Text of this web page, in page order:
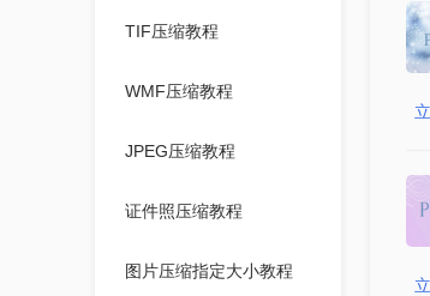
TIF压缩教程
WMF压缩教程
JPEG压缩教程
证件照压缩教程
图片压缩指定大小教程